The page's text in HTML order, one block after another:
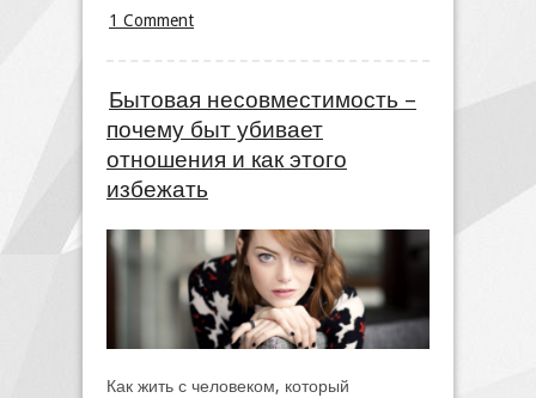
1 Comment
Бытовая несовместимость –
почему быт убивает
отношения и как этого
избежать
Как жить с человеком, который